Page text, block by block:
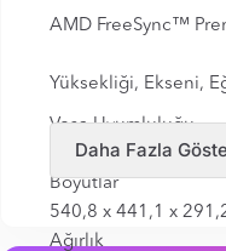
AMD FreeSync™
Yüksekliği, Ekseni,
Vesa Uyumluluğu
Boyutlar
540,8 x 441,1 x
Ağırlık
Daha Fazla